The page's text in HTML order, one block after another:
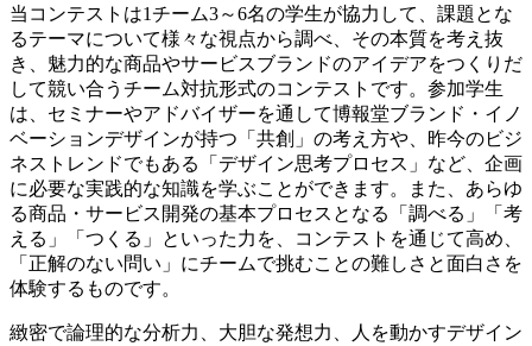
当コンテストは1チーム3～6名の学生が協力して、課題とな
るテーマについて様々な視点から調べ、その本質を考え抜
き、魅力的な商品やサービスブランドのアイデアをつくりだ
して競い合うチーム対抗形式のコンテストです。参加学生
は、セミナーやアドバイザーを通して博報堂ブランド・イノ
ベーションデザインが持つ「共創」の考え方や、昨今のビジ
ネストレンドでもある「デザイン思考プロセス」など、企画
に必要な実践的な知識を学ぶことができます。また、あらゆ
る商品・サービス開発の基本プロセスとなる「調べる」「考
える」「つくる」といった力を、コンテストを通じて高め、
「正解のない問い」にチームで挑むことの難しさと面白さを
体験するものです。
緻密で論理的な分析力、大胆な発想力、人を動かすデザイン